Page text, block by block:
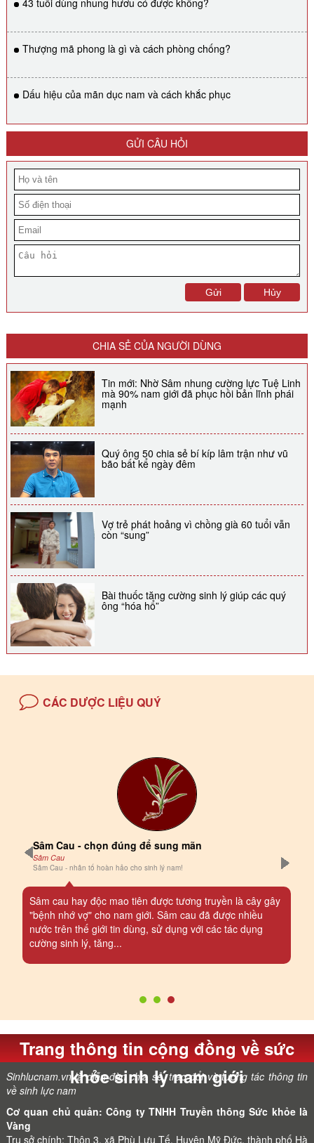
Thượng mã phong là gì và cách phòng chống?
Dấu hiệu của mãn dục nam và cách khắc phục
GỬI CÂU HỎI
CHIA SẺ CỦA NGƯỜI DÙNG
Tin mới: Nhờ Sâm nhung cường lực Tuệ Linh
mà 90% nam giới đã phục hồi bản lĩnh phái
mạnh
Quý ông 50 chia sẻ bí kíp lâm trận như vũ
bão bất kể ngày đêm
Vợ trẻ phát hoảng vì chồng già 60 tuổi vẫn
còn “sung”
Bài thuốc tăng cường sinh lý giúp các quý
ông “hóa hổ”
CÁC DƯỢC LIỆU QUÝ
Sâm Cau - chọn đúng để sung mãn
Sâm Cau
Sâm Cau - nhân tố hoàn hảo cho sinh lý nam!
Sâm cau hay độc mao tiên được tương truyền là cây gây
"bệnh nhớ vợ" cho nam giới. Sâm cau đã được nhiều
nước trên thế giới tin dùng, sử dụng với các tác dụng
cường sinh lý, tăng...
Trang thông tin cộng đồng về sức
khỏe sinh lý nam giới
Sinhlucnam.vn là diễn đàn chia sẻ, trao đổi và tương tác thông tin
về sinh lực nam
Cơ quan chủ quản: Công ty TNHH Truyền thông Sức khỏe là
Vàng
Trụ sở chính: Thôn 3, xã Phù Lưu Tế, Huyện Mỹ Đức, thành phố Hà